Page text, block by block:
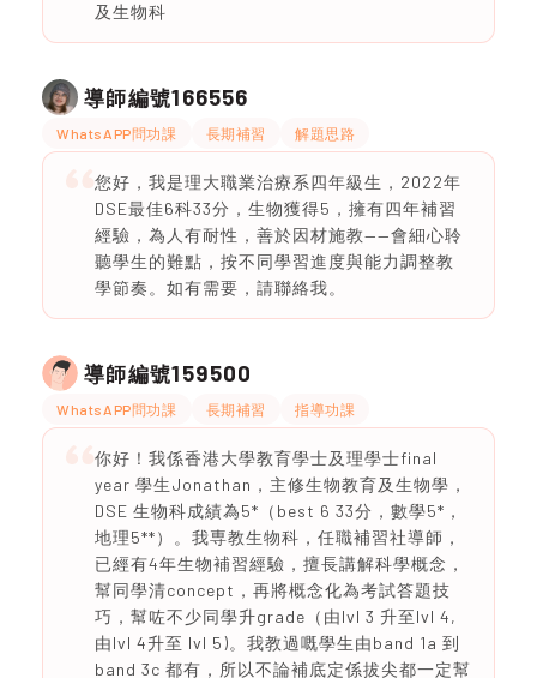
及生物科
導師編號166556
WhatsAPP問功課 長期補習 解題思路
您好，我是理大職業治療系四年級生，2022年
DSE最佳6科33分，生物獲得5，擁有四年補習
經驗，為人有耐性，善於因材施教——會細心聆
聽學生的難點，按不同學習進度與能力調整教
學節奏。如有需要，請聯絡我。
導師編號159500
WhatsAPP問功課 長期補習 指導功課
你好！我係香港大學教育學士及理學士final
year 學生Jonathan，主修生物教育及生物學，
DSE 生物科成績為5*（best 6 33分，數學5*，
地理5**）。我専教生物科，任職補習社導師，
已經有4年生物補習經驗，擅長講解科學概念，
幫同學清concept，再將概念化為考試答題技
巧，幫咗不少同學升grade（由lvl 3 升至lvl 4,
由lvl 4升至 lvl 5)。我教過嘅學生由band 1a 到
band 3c 都有，所以不論補底定係拔尖都一定幫